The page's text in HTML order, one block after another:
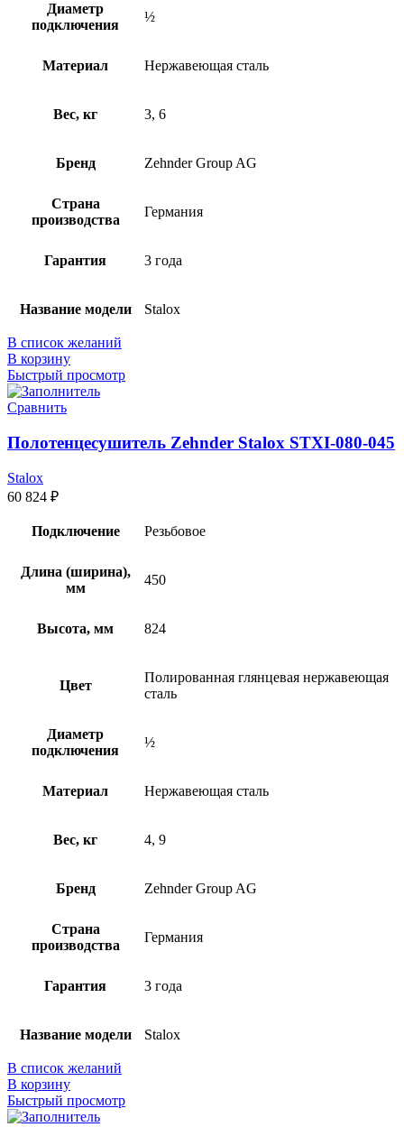
Диаметр
подключения
½
Материал Нержавеющая сталь
Вес, кг 3, 6
Бренд Zehnder Group AG
Страна
производства
Германия
Гарантия 3 года
Название модели Stalox
В список желаний
В корзину
Быстрый просмотр
Сравнить
Полотенцесушитель Zehnder Stalox STXI-080-045
Stalox
60 824 ₽
Подключение Резьбовое
Длина (ширина),
мм
450
Высота, мм 824
Цвет
Полированная глянцевая нержавеющая
сталь
Диаметр
подключения
½
Материал Нержавеющая сталь
Вес, кг 4, 9
Бренд Zehnder Group AG
Страна
производства
Германия
Гарантия 3 года
Название модели Stalox
В список желаний
В корзину
Быстрый просмотр